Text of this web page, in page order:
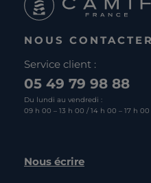
NOUS CONTACTER
Service client :
05 49 79 98 88
Du lundi au vendredi :
09 h 00 – 13 h 00 / 14 h 00 – 17 h 00
Nous écrire